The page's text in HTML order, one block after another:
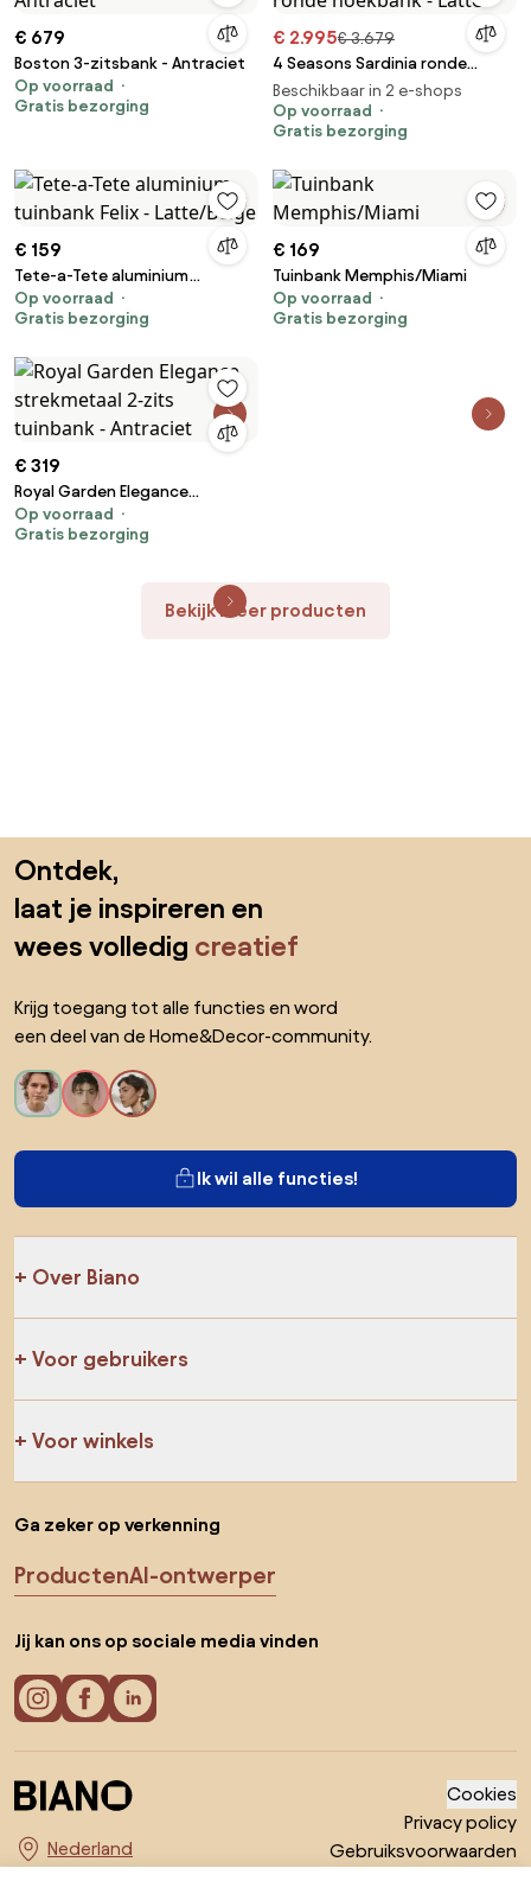
€ 679
Boston 3-zitsbank - Antraciet
Op voorraad
Gratis bezorging
€ 2.995€ 3.679
4 Seasons Sardinia ronde
hoekbank - Latte
Beschikbaar in 2 e-shops
Op voorraad
Gratis bezorging
€ 159
Tete-a-Tete aluminium
tuinbank Felix - Latte/Beige
Op voorraad
Gratis bezorging
€ 169
Tuinbank Memphis/Miami
Op voorraad
Gratis bezorging
€ 319
Royal Garden Elegance
strekmetaal 2-zits tuinbank -
Antraciet
Op voorraad
Gratis bezorging
Bekijk meer producten
Ontdek,
laat je inspireren en
wees volledig creatief
Krijg toegang tot alle functies en word
een deel van de Home&Decor-community.
Ik wil alle functies!
Over Biano
Voor gebruikers
Voor winkels
Ga zeker op verkenning
ProductenAI-ontwerper
Jij kan ons op sociale media vinden
Kies land
Cookies
Privacy policy
Gebruiksvoorwaarden